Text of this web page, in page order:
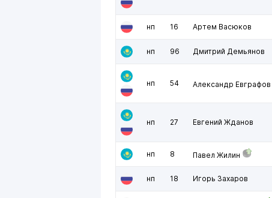
нп 16 Артем Васюков
нп 96 Дмитрий Демьянов
нп 54 Александр Евграфов
нп 27 Евгений Жданов
нп 8 Павел Жилин
нп 18 Игорь Захаров